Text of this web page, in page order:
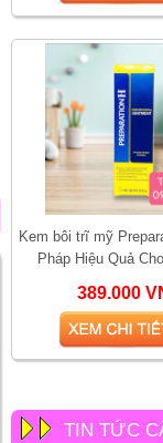
Kem bôi trĩ mỹ
Pháp Hiệu Quả
389.000
TIN TỨC